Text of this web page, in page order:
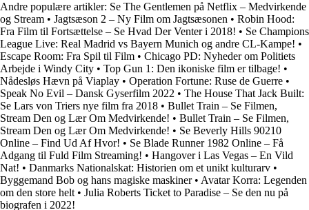
Andre populære artikler: Se The Gentlemen på Netflix – Medvirkende
og Stream • Jagtsæson 2 – Ny Film om Jagtsæsonen • Robin Hood:
Fra Film til Fortsættelse – Se Hvad Der Venter i 2018! • Se Champions
League Live: Real Madrid vs Bayern Munich og andre CL-Kampe! •
Escape Room: Fra Spil til Film • Chicago PD: Nyheder om Politiets
Arbejde i Windy City • Top Gun 1: Den ikoniske film er tilbage! •
Nådesløs Hævn på Viaplay • Operation Fortune: Ruse de Guerre •
Speak No Evil – Dansk Gyserfilm 2022 • The House That Jack Built:
Se Lars von Triers nye film fra 2018 • Bullet Train – Se Filmen,
Stream Den og Lær Om Medvirkende! • Bullet Train – Se Filmen,
Stream Den og Lær Om Medvirkende! • Se Beverly Hills 90210
Online – Find Ud Af Hvor! • Se Blade Runner 1982 Online – Få
Adgang til Fuld Film Streaming! • Hangover i Las Vegas – En Vild
Nat! • Danmarks Nationalskat: Historien om et unikt kulturarv •
Byggemand Bob og hans magiske maskiner• Avatar Korra: Legenden
om den store helt • Julia Roberts Ticket to Paradise – Se den nu på
biografen i 2022!